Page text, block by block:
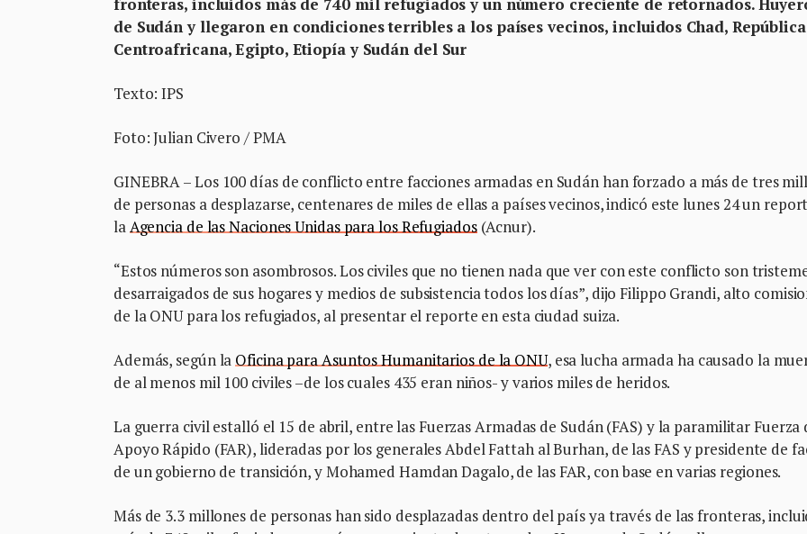
fronteras, incluidos más de 740 mil refugiados y un número creciente de retornados.
de Sudán y llegaron en condiciones terribles a los países vecinos, incluidos Chad, República
Centroafricana, Egipto, Etiopía y Sudán del Sur
Texto: IPS
Foto: Julian Civero / PMA
GINEBRA – Los 100 días de conflicto entre facciones armadas en Sudán han forzado a más de tres
de personas a desplazarse, centenares de miles de ellas a países vecinos, indicó este lunes 24 un
laAgencia de las Naciones Unidas para los Refugiados(Acnur).
“Estos números son asombrosos. Los civiles que no tienen nada que ver con este conflicto son
desarraigados de sus hogares y medios de subsistencia todos los días”, dijo Filippo Grandi, alto
de la ONU para los refugiados, al presentar el reporte en esta ciudad suiza.
Además, según laOficina para Asuntos Humanitarios de la ONU, esa lucha armada ha causado la
de al menos mil 100 civiles –de los cuales 435 eran niños- y varios miles de heridos.
La guerra civil estalló el 15 de abril, entre las Fuerzas Armadas de Sudán (FAS) y la paramilitar Fuerza
Apoyo Rápido (FAR), lideradas por los generales Abdel Fattah al Burhan, de las FAS y presidente de
de un gobierno de transición, y Mohamed Hamdan Dagalo, de las FAR, con base en varias regiones.
Más de 3.3 millones de personas han sido desplazadas dentro del país ya través de las fronteras,